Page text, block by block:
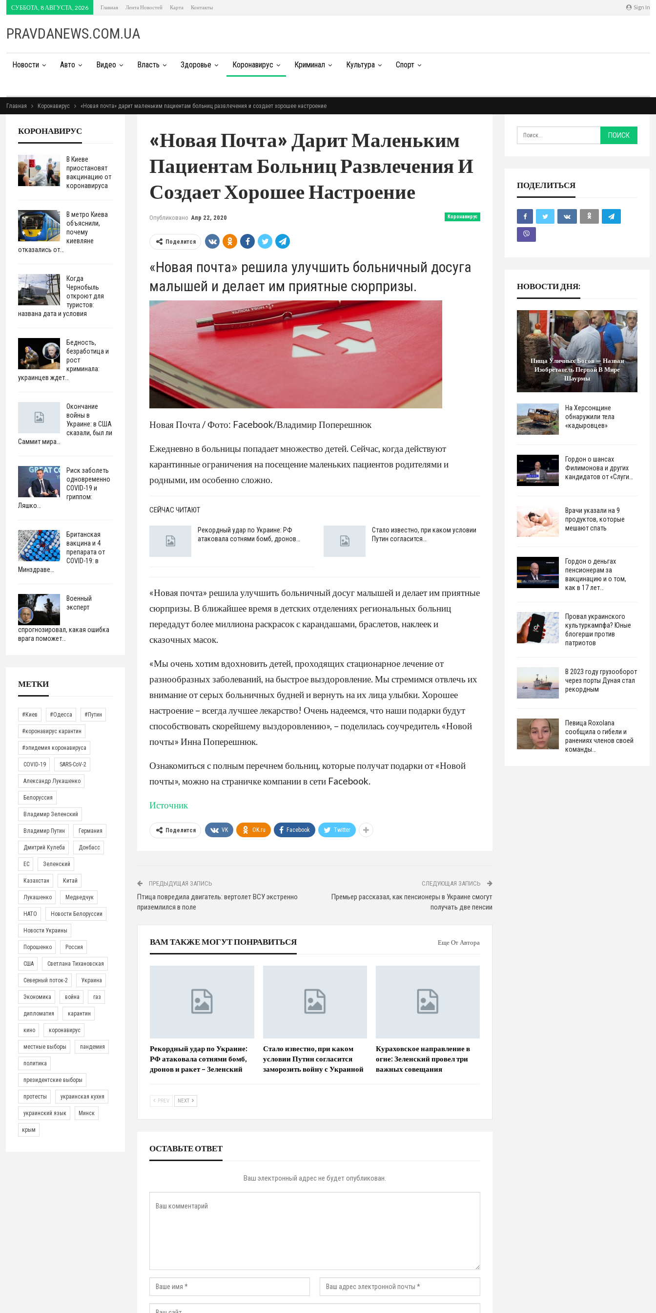
Sign In
СУББОТА, 8 АВГУСТА, 2026 Главная Лента Новостей Карта Контакты
PRAVDANEWS.COM.UA
Новости Авто Видео Власть Здоровье Коронавирус Криминал Культура Спорт
Главная Коронавирус «Новая почта» дарит маленьким пациентам больниц развлечения и создает хорошее настроение
«Новая Почта» Дарит Маленьким
Пациентам Больниц Развлечения И
Создает Хорошее Настроение
Коронавирус
Опубликовано Апр 22, 2020
Поделится
«Новая почта» решила улучшить больничный досуга
малышей и делает им приятные сюрпризы.
Новая Почта / Фото: Facebook/Владимир Поперешнюк
Ежедневно в больницы попадает множество детей. Сейчас, когда действуют
карантинные ограничения на посещение маленьких пациентов родителями и
родными, им особенно сложно.
СЕЙЧАС ЧИТАЮТ
Рекордный удар по Украине: РФ
атаковала сотнями бомб, дронов…
Стало известно, при каком условии
Путин согласится…
«Новая почта» решила улучшить больничный досуг малышей и делает им приятные
сюрпризы. В ближайшее время в детских отделениях региональных больниц
передадут более миллиона раскрасок с карандашами, браслетов, наклеек и
сказочных масок.
«Мы очень хотим вдохновить детей, проходящих стационарное лечение от
разнообразных заболеваний, на быстрое выздоровление. Мы стремимся отвлечь их
внимание от серых больничных будней и вернуть на их лица улыбки. Хорошее
настроение – всегда лучшее лекарство! Очень надеемся, что наши подарки будут
способствовать скорейшему выздоровлению», – поделилась соучредитель «Новой
почты» Инна Поперешнюк.
Ознакомиться с полным перечнем больниц, которые получат подарки от «Новой
почты», можно на страничке компании в сети Facebook.
Источник
Поделится VK OK.ru Facebook Twitter
ПРЕДЫДУЩАЯ ЗАПИСЬ
Птица повредила двигатель: вертолет ВСУ экстренно
приземлился в поле
СЛЕДУЮЩАЯ ЗАПИСЬ
Премьер рассказал, как пенсионеры в Украине смогут
получать две пенсии
ВАМ ТАКЖЕ МОГУТ ПОНРАВИТЬСЯ Еще От Автора
Рекордный удар по Украине:
РФ атаковала сотнями бомб,
дронов и ракет – Зеленский
Стало известно, при каком
условии Путин согласится
заморозить войну с Украиной
Кураховское направление в
огне: Зеленский провел три
важных совещания
PREV NEXT
ОСТАВЬТЕ ОТВЕТ
Ваш электронный адрес не будет опубликован.
ПОДЕЛИТЬСЯ
НОВОСТИ ДНЯ:
Пища Уличных Богов — Назван
Изобретатель Первой В Мире
Шаурмы
На Херсонщине
обнаружили тела
«кадыровцев»
Гордон о шансах
Филимонова и других
кандидатов от «Слуги…
Врачи указали на 9
продуктов, которые
мешают спать
Гордон о деньгах
пенсионерам за
вакцинацию и о том,
как в 17 лет…
Провал украинского
культуркампфа? Юные
блогерши против
патриотов
В 2023 году грузооборот
через порты Дуная стал
рекордным
Певица Roxolana
сообщила о гибели и
ранениях членов своей
команды…
КОРОНАВИРУС
В Киеве
приостановят
вакцинацию от
коронавируса
В метро Киева
объяснили,
почему
киевляне
отказались от…
Когда
Чернобыль
откроют для
туристов:
названа дата и условия
Бедность,
безработица и
рост
криминала:
украинцев ждет…
Окончание
войны в
Украине: в США
сказали, был ли
Саммит мира…
Риск заболеть
одновременно
COVID-19 и
гриппом:
Ляшко…
Британская
вакцина и 4
препарата от
COVID-19: в
Минздраве…
Военный
эксперт
спрогнозировал, какая ошибка
врага поможет…
МЕТКИ
#Киев #Одесса #Путин
#коронавирус карантин
#эпидемия коронавируса
COVID-19 SARS-CoV-2
Александр Лукашенко
Белоруссия
Владимир Зеленский
Владимир Путин Германия
Дмитрий Кулеба Донбасс
ЕС Зеленский
Казахстан Китай
Лукашенко Медведчук
НАТО Новости Белоруссии
Новости Украины
Порошенко Россия
США Светлана Тихановская
Северный поток-2 Украина
Экономика война газ
дипломатия карантин
кино коронавирус
местные выборы пандемия
политика
президентские выборы
протесты украинская кухня
украинский язык Минск
крым